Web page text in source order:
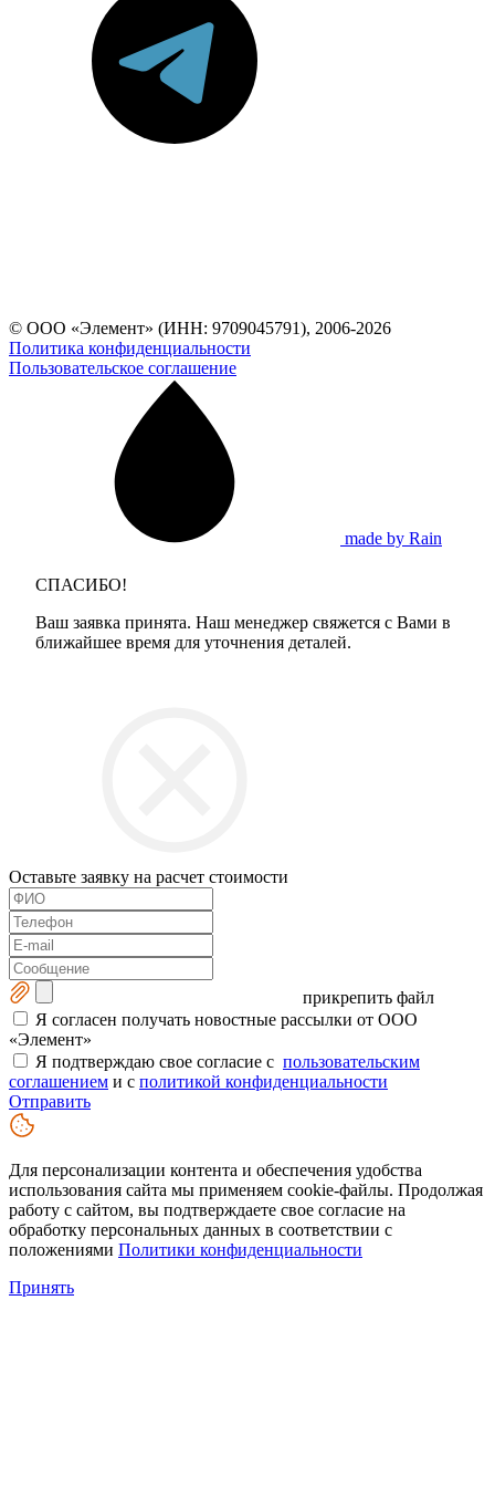
© ООО «Элемент» (ИНН: 9709045791), 2006-2026
Политика конфиденциальности
Пользовательское соглашение
made by Rain
СПАСИБО!
Ваш заявка принята. Наш менеджер свяжется с Вами в
ближайшее время для уточнения деталей.
Оставьте заявку на расчет стоимости
прикрепить файл
Я согласен получать новостные рассылки от ООО
«Элемент»
Я подтверждаю свое согласие с пользовательским
соглашением и с политикой конфиденциальности
Отправить
Для персонализации контента и обеспечения удобства
использования сайта мы применяем cookie-файлы. Продолжая
работу с сайтом, вы подтверждаете свое согласие на
обработку персональных данных в соответствии с
положениями Политики конфиденциальности
Принять